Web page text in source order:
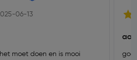
06-13
moet doen en is mooi